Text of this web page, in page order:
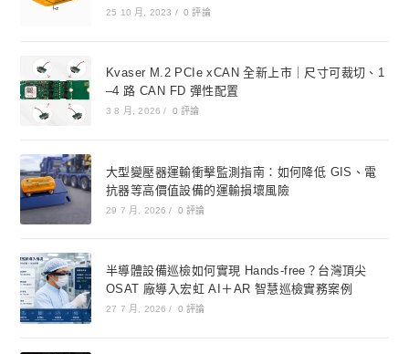
25 10 月, 2023 / 0 評論
Kvaser M.2 PCIe xCAN 全新上市｜尺寸可裁切、1
–4 路 CAN FD 彈性配置
3 8 月, 2026 / 0 評論
大型變壓器運輸衝擊監測指南：如何降低 GIS、電
抗器等高價值設備的運輸損壞風險
29 7 月, 2026 / 0 評論
半導體設備巡檢如何實現 Hands-free？台灣頂尖
OSAT 廠導入宏虹 AI＋AR 智慧巡檢實務案例
27 7 月, 2026 / 0 評論